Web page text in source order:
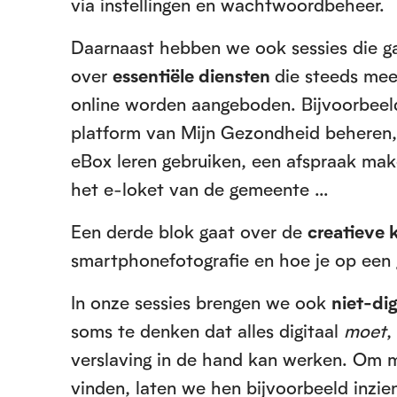
Daarnaast hebben we ook sessies die
over essentiële diensten die steeds
online worden aangeboden.
platform van Mijn Gezondheid
eBox leren gebruiken, een afspraak
het e-loket van de gemeente …
Een derde blok gaat over de creatieve
smartphonefotografie en hoe je op
In onze sessies brengen we ook niet-
soms te denken dat alles digitaal moet,
verslaving in de hand kan werken. Om
vinden, laten we hen bijvoorbeeld